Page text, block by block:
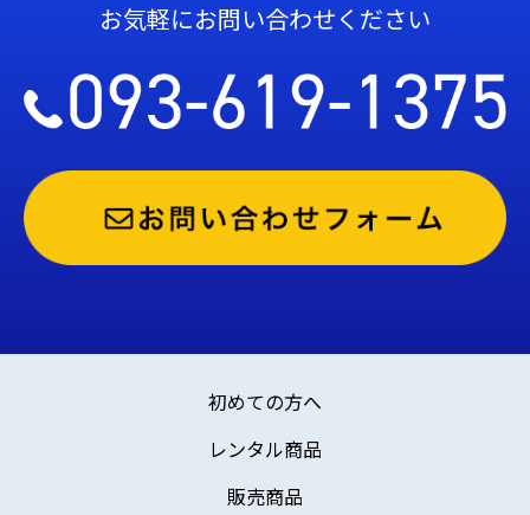
お気軽にお問い合わせください
初めての方へ
レンタル商品
販売商品